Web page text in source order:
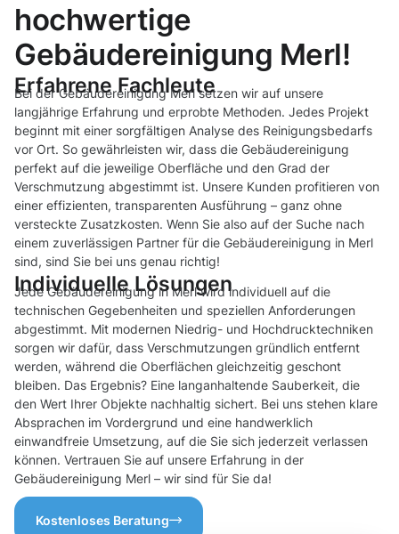
hochwertige
Gebäudereinigung Merl!
Erfahrene Fachleute
Bei der Gebäudereinigung Merl setzen wir auf unsere
langjährige Erfahrung und erprobte Methoden. Jedes Projekt
beginnt mit einer sorgfältigen Analyse des Reinigungsbedarfs
vor Ort. So gewährleisten wir, dass die Gebäudereinigung
perfekt auf die jeweilige Oberfläche und den Grad der
Verschmutzung abgestimmt ist. Unsere Kunden profitieren von
einer effizienten, transparenten Ausführung – ganz ohne
versteckte Zusatzkosten. Wenn Sie also auf der Suche nach
einem zuverlässigen Partner für die Gebäudereinigung in Merl
sind, sind Sie bei uns genau richtig!
Individuelle Lösungen
Jede Gebäudereinigung in Merl wird individuell auf die
technischen Gegebenheiten und speziellen Anforderungen
abgestimmt. Mit modernen Niedrig- und Hochdrucktechniken
sorgen wir dafür, dass Verschmutzungen gründlich entfernt
werden, während die Oberflächen gleichzeitig geschont
bleiben. Das Ergebnis? Eine langanhaltende Sauberkeit, die
den Wert Ihrer Objekte nachhaltig sichert. Bei uns stehen klare
Absprachen im Vordergrund und eine handwerklich
einwandfreie Umsetzung, auf die Sie sich jederzeit verlassen
können. Vertrauen Sie auf unsere Erfahrung in der
Gebäudereinigung Merl – wir sind für Sie da!
Kostenloses Beratung